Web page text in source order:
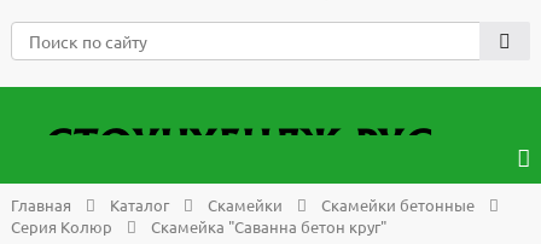
Главная Каталог Скамейки
Скамейки бетонные
Серия Колюр
Скамейка "Саванна бетон круг"